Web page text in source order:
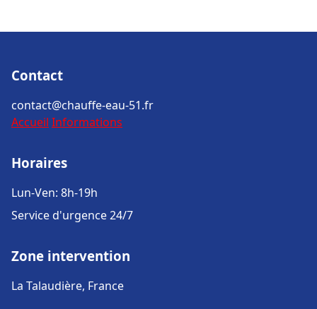
Contact
contact@chauffe-eau-51.fr
Accueil Informations
Horaires
Lun-Ven: 8h-19h
Service d'urgence 24/7
Zone intervention
La Talaudière, France